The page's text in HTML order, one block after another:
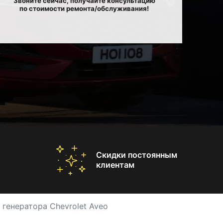
по стоимости ремонта/обслуживания!
Скидки постоянным
клиентам
Chevrolet Aveo